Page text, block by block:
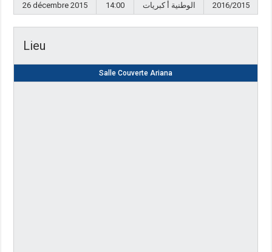
26 décembre 2015 14:00 الوطنية أ كبريات 2016/2015
Lieu
Salle Couverte Ariana